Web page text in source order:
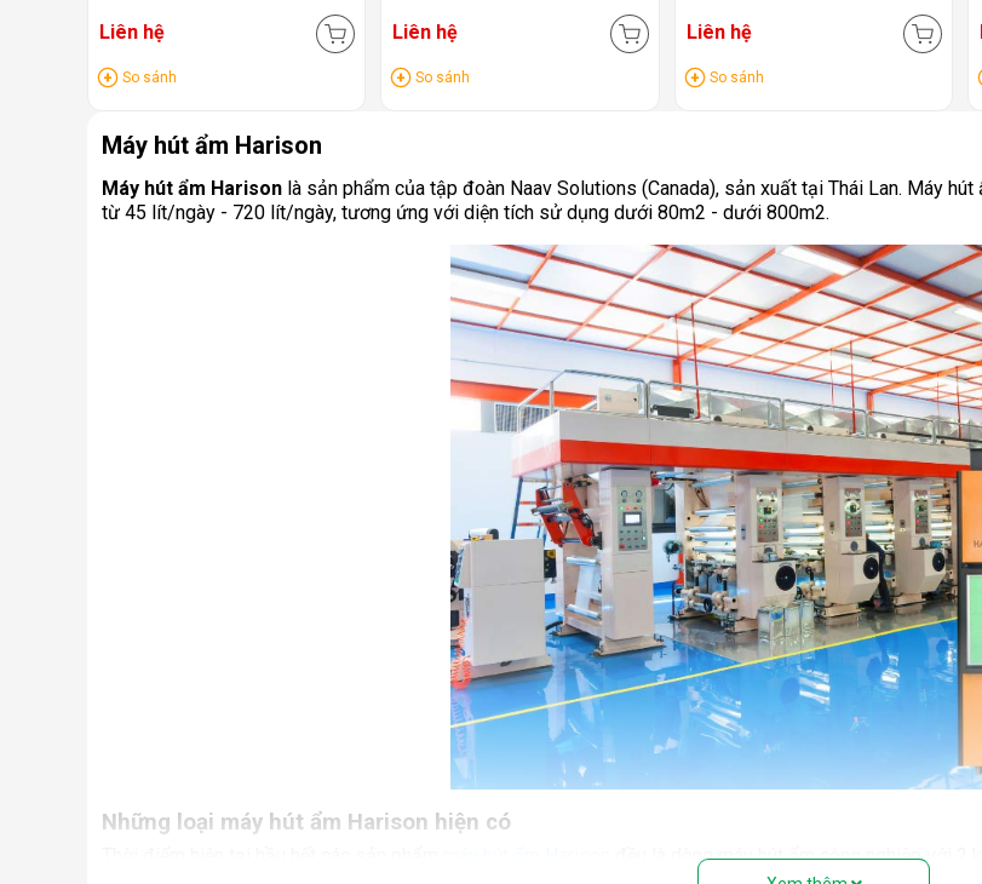
Liên hệ
So sánh
Liên hệ
So sánh
Liên hệ
So sánh
Máy hút ẩm Harison
Máy hút ẩm Harison là sản phẩm của tập đoàn Naav Solutions (Canada), sản xuất tại Thái Lan. Máy
từ 45 lít/ngày - 720 lít/ngày, tương ứng với diện tích sử dụng dưới 80m2 - dưới 800m2.
Những loại máy hút ẩm Harison hiện có
đều là dòng máy hút ẩm công nghiệp với 2